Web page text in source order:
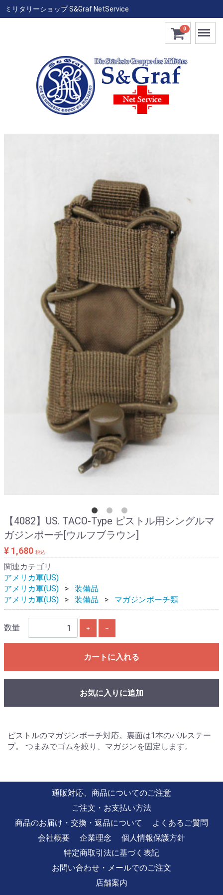
ミリタリーショップ S&Graf NetService
0 Menu
【4082】US. TACO-Type ピストル用シングルマ
ガジンポーチ[ウルフブラウン]
¥ 1,680 税込
関連カテゴリ
アメリカ軍(US)
アメリカ軍(US)
装備品
アメリカ軍(US)
装備品 マガジンポーチ類
数量 ＋ －
カートに入れる
お気に入りに追加
ピストルのマガジンポーチ対応。裏面は1本のパルステー
プ。 つまみでゴムを絞り、マガジンを固定します。
通販対応、商品についてのご注意
ご注文・お支払い方法
商品のお届け・交換・返品について
よくあるご質問
会社概要
企業理念
個人情報保護方針
特定商取引法に基づく表記
お問い合わせ・メールでのご注文
店舗案内